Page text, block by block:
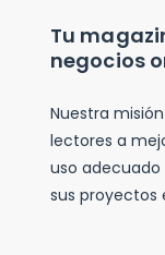
Tu
negocios
Nuestra
lectores a
uso adecuado
sus proyectos